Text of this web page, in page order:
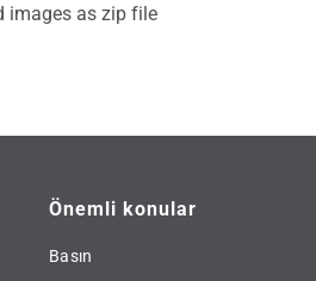
images as zip file
Önemli konular
Basın